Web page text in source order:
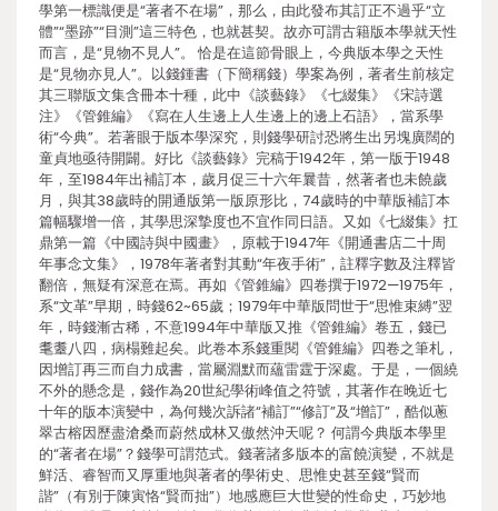
學第一標識便是“著者不在場”，那么，由此發布其訂正不過乎“立
體”“墨跡”“目測”這三特色，也就甚契。故亦可謂古籍版本學就天性
而言，是“見物不見人”。 恰是在這節骨眼上，今典版本學之天性
是“見物亦見人”。以錢鍾書（下簡稱錢）學案為例，著者生前核定
其三聯版文集含冊本十種，此中《談藝錄》《七綴集》《宋詩選
注》《管錐編》《寫在人生邊上人生邊上的邊上石語》，當系學
術“今典”。若著眼于版本學深究，則錢學研討恐將生出另塊廣闊的
童貞地亟待開闢。好比《談藝錄》完稿于1942年，第一版于1948
年，至1984年出補訂本，歲月促三十六年曩昔，然著者也未饒歲
月，與其38歲時的開通版第一版原形比，74歲時的中華版補訂本
篇幅驟增一倍，其學思深摯度也不宜作同日語。又如《七綴集》扛
鼎第一篇《中國詩與中國畫》，原載于1947年《開通書店二十周
年事念文集》，1978年著者對其動“年夜手術”，註釋字數及注釋皆
翻倍，無疑有深意在焉。再如《管錐編》四卷撰于1972—1975年，
系“文革”早期，時錢62~65歲；1979年中華版問世于“思惟束縛”翌
年，時錢漸古稀，不意1994年中華版又推《管錐編》卷五，錢已
耄耋八四，病榻難起矣。此卷本系錢重閱《管錐編》四卷之筆札，
因增訂再三而自力成書，當屬淵默而蘊雷霆于深處。于是，一個繞
不外的懸念是，錢作為20世紀學術峰值之符號，其著作在晚近七
十年的版本演變中，為何幾次訴諸“補訂”“修訂”及“增訂”，酷似蔥
翠古榕因歷盡滄桑而蔚然成林又傲然沖天呢？ 何謂今典版本學里
的“著者在場”？錢學可謂范式。錢著諸多版本的富饒演變，不就是
鮮活、睿智而又厚重地與著者的學術史、思惟史甚至錢“賢而
諧”（有別于陳寅恪“賢而拙”）地感應巨大世變的性命史，巧妙地